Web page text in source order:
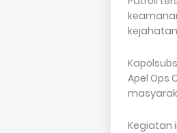
Apel Ops
Kegiatan